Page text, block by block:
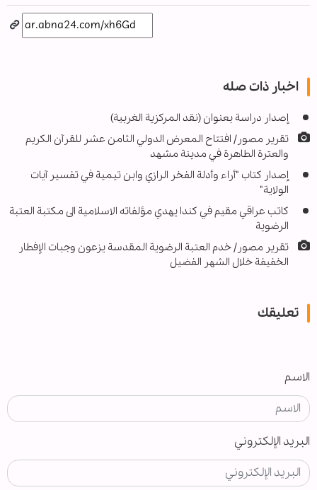
اخبار ذات صله
إصدار دراسة بعنوان (نقد المركزية الغربية)
تقرير مصور/ افتتاح المعرض الدولي الثامن عشر للقرآن الكريم
والعترة الطاهرة في مدينة مشهد
إصدار كتاب "أراء وأدلة الفخر الرازي وابن تيمية في تفسير آيات
الولاية"
كاتب عراقي مقيم في كندا يهدي مؤلفاته الاسلامية الى مكتبة العتبة
الرضوية
تقرير مصور/ خدم العتبة الرضوية المقدسة يزعون وجبات الإفطار
الخفيفة خلال الشهر الفضيل
تعليقك
الاسم
البريد الإلكتروني